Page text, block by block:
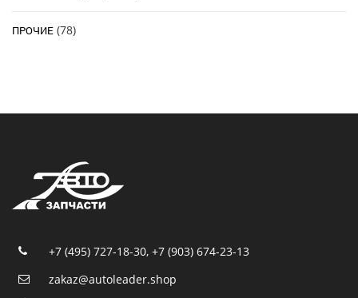
ПРОЧИЕ (78)
+7 (495) 727-18-30, +7 (903) 674-23-13
zakaz@autoleader.shop